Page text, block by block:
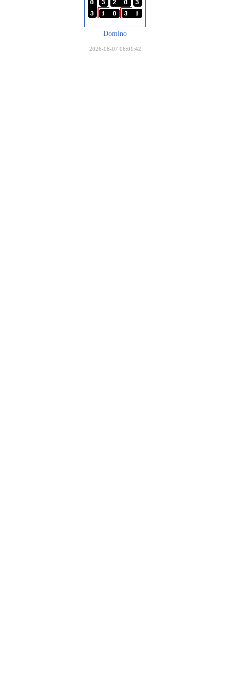
Domino
2026-08-07 06:01:42